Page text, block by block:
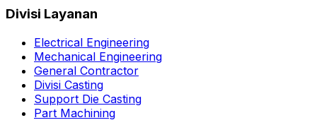
Divisi Layanan
Electrical Engineering
Mechanical Engineering
General Contractor
Divisi Casting
Support Die Casting
Part Machining